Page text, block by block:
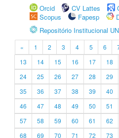
Orcid
CV Lattes
Scopus
Fapesp
Repositório Institucional
« 1 2 3 4 5 6
13
14 15 16 17 18
24
25 26 27 28 29
35
36 37 38 39 40
46
47 48 49 50 51
57
58 59 60 61 62
68
69 70 71 72 73